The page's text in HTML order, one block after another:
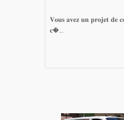
𝐕𝐨𝐮𝐬 𝐚𝐯𝐞𝐳 𝐮𝐧 𝐩𝐫𝐨𝐣𝐞𝐭 𝐝𝐞
𝐜�...